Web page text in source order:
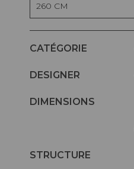
260 CM
CATÉGORIE
DESIGNER
DIMENSIONS
STRUCTURE